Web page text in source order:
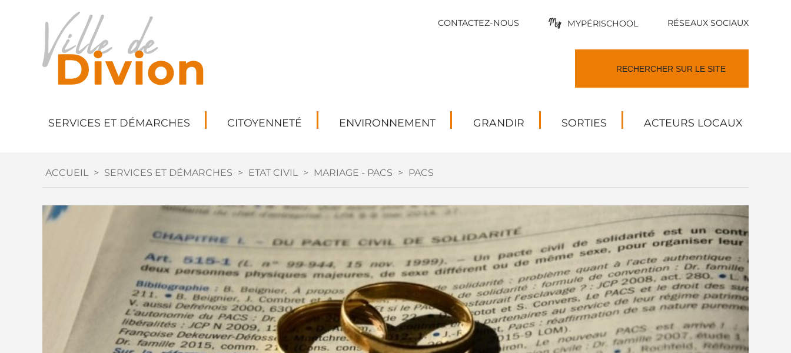
CONTACTEZ-NOUS MYPÉRISCHOOL RÉSEAUX SOCIAUX
SERVICES ET DÉMARCHES CITOYENNETÉ ENVIRONNEMENT GRANDIR SORTIES ACTEURS LOCAUX
ACCUEIL > SERVICES ET DÉMARCHES > ETAT CIVIL > MARIAGE - PACS > PACS